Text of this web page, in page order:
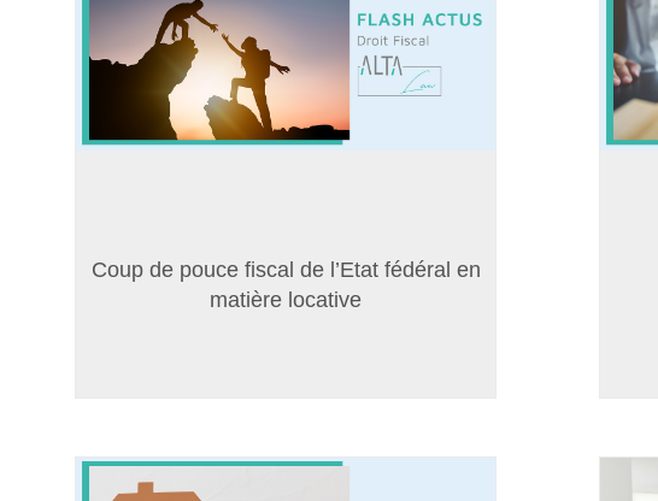
Coup de pouce fiscal de l’Etat fédéral en
matière locative